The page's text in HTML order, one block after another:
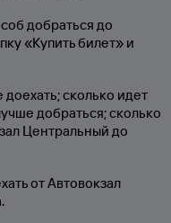
добраться до
«Купить билет» и
сколько идет
добраться; сколько
Центральный до
от Автовокзал